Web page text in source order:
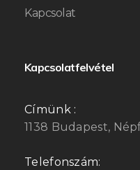
Kapcsolat
Kapcsolatfelvétel
Címünk :
1138 Budapest,
Telefonszám: